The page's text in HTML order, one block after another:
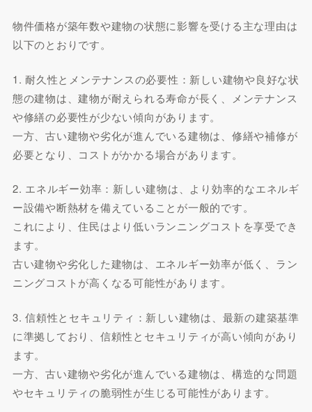
物件価格が築年数や建物の状態に影響を受ける主な理由は
以下のとおりです。
1. 耐久性とメンテナンスの必要性：新しい建物や良好な状
態の建物は、建物が耐えられる寿命が長く、メンテナンス
や修繕の必要性が少ない傾向があります。
一方、古い建物や劣化が進んでいる建物は、修繕や補修が
必要となり、コストがかかる場合があります。
2. エネルギー効率：新しい建物は、より効率的なエネルギ
ー設備や断熱材を備えていることが一般的です。
これにより、住民はより低いランニングコストを享受でき
ます。
古い建物や劣化した建物は、エネルギー効率が低く、ラン
ニングコストが高くなる可能性があります。
3. 信頼性とセキュリティ：新しい建物は、最新の建築基準
に準拠しており、信頼性とセキュリティが高い傾向があり
ます。
一方、古い建物や劣化が進んでいる建物は、構造的な問題
やセキュリティの脆弱性が生じる可能性があります。